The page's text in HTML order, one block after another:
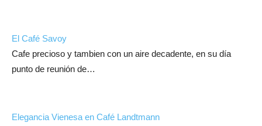
El Café Savoy
Cafe precioso y tambien con un aire decadente, en su día
punto de reunión de…
Elegancia Vienesa en Café Landtmann